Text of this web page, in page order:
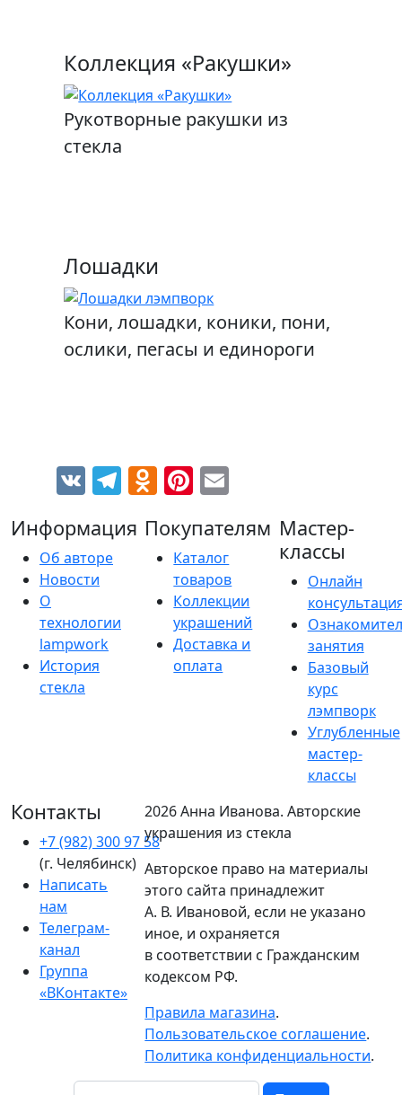
Коллекция «Ракушки»
Рукотворные ракушки из
стекла
Лошадки
Кони, лошадки, коники, пони,
ослики, пегасы и единороги
VK Telegram
Odnoklassniki
Pinterest
Информация
Об авторе
Новости
О
технологии
lampwork
История
стекла
Покупателям
Каталог
товаров
Коллекции
украшений
Доставка и
оплата
Мастер-
классы
Онлайн
занятия
Базовый
курс
лэмпворк
Углубленные
мастер-
классы
Контакты
+7 (982) 300 97 58
(г. Челябинск)
Написать
нам
Телеграм-
канал
Группа
«ВКонтакте»
2026 Анна Иванова. Авторские
украшения из стекла
Авторское право на материалы
этого сайта принадлежит
А. В. Ивановой, если не указано
иное, и охраняется
в соответствии с Гражданским
кодексом РФ.
Правила магазина.
Пользовательское соглашение.
Политика конфиденциальности.